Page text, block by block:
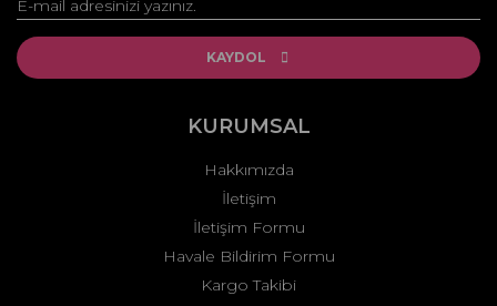
Ürün resmi kalitesiz, bozuk veya görüntülenemiyor.
Ürün açıklamasında eksik bilgiler bulunuyor.
Ürün fiyatı diğer sitelerden daha pahalı.
Gönder
KAYDOL
KURUMSAL
Hakkımızda
İletişim
İletişim Formu
Havale Bildirim Formu
Kargo Takibi